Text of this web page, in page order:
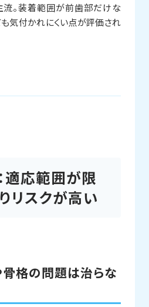
流。装着範囲が前歯部だけな
も気付かれにくい点が評価され
適応範囲が限
リスクが高い
格の問題は治らな